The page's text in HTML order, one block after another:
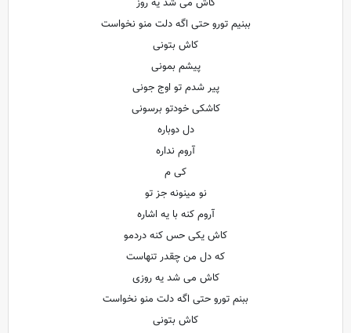
کاش می شد یه روز
ببنیم تورو حتی اگه دلت منو نخواست
کاش بتونی
پیشم بمونی
پیر شدم تو اوج جونی
کاشکی خودتو برسونی
دل دوباره
آروم نداره
کی م
نو مینونه جز تو
آروم کنه با یه اشاره
کاش یکی حس کنه دردمو
که دل من چقدر تنهاست
کاش می شد یه روزی
ببنم تورو حتی اگه دلت منو نخواست
کاش بتونی